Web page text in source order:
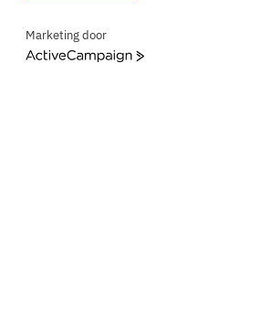
Marketing door
ActiveCampaign